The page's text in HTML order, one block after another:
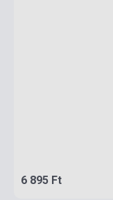
6 895 Ft